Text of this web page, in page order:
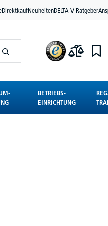
DirektkaufNeuheitenDELTA-V Ratgeber
BETRIEBS-
EINRICHTUNG